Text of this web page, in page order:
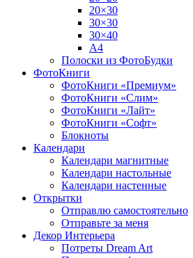
20×30
30×30
30×40
A4
Полоски из ФотоБудки
ФотоКниги
ФотоКниги «Премиум»
ФотоКниги «Слим»
ФотоКниги «Лайт»
ФотоКниги «Софт»
Блокноты
Календари
Календари магнитные
Календари настольные
Календари настенные
Открытки
Отправлю самостоятельно
Отправьте за меня
Декор Интерьера
Потреты Dream Art